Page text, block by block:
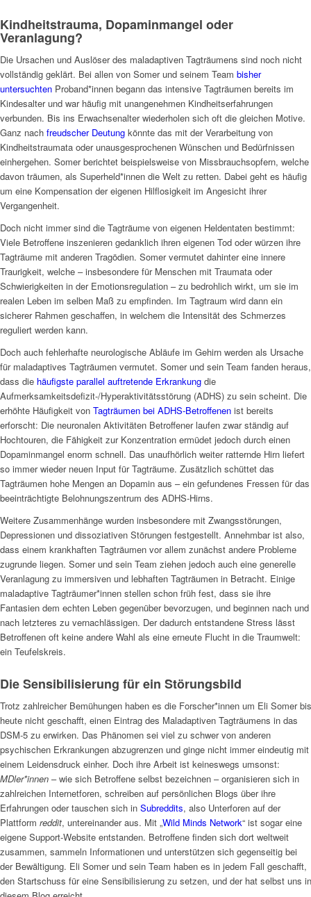
Kindheitstrauma, Dopaminmangel oder
Veranlagung?
Die Ursachen und Auslöser des maladaptiven Tagträumens sind noch nicht
vollständig geklärt. Bei allen von Somer und seinem Team bisher
untersuchten Proband*innen begann das intensive Tagträumen bereits im
Kindesalter und war häufig mit unangenehmen Kindheitserfahrungen
verbunden. Bis ins Erwachsenalter wiederholen sich oft die gleichen Motive.
Ganz nach freudscher Deutung könnte das mit der Verarbeitung von
Kindheitstraumata oder unausgesprochenen Wünschen und Bedürfnissen
einhergehen. Somer berichtet beispielsweise von Missbrauchsopfern, welche
davon träumen, als Superheld*innen die Welt zu retten. Dabei geht es häufig
um eine Kompensation der eigenen Hilflosigkeit im Angesicht ihrer
Vergangenheit.
Doch nicht immer sind die Tagträume von eigenen Heldentaten bestimmt:
Viele Betroffene inszenieren gedanklich ihren eigenen Tod oder würzen ihre
Tagträume mit anderen Tragödien. Somer vermutet dahinter eine innere
Traurigkeit, welche – insbesondere für Menschen mit Traumata oder
Schwierigkeiten in der Emotionsregulation – zu bedrohlich wirkt, um sie im
realen Leben im selben Maß zu empfinden. Im Tagtraum wird dann ein
sicherer Rahmen geschaffen, in welchem die Intensität des Schmerzes
reguliert werden kann.
Doch auch fehlerhafte neurologische Abläufe im Gehirn werden als Ursache
für maladaptives Tagträumen vermutet. Somer und sein Team fanden heraus,
dass die häufigste parallel auftretende Erkrankung die
Aufmerksamkeitsdefizit-/Hyperaktivitätsstörung (ADHS) zu sein scheint. Die
erhöhte Häufigkeit von Tagträumen bei ADHS-Betroffenen ist bereits
erforscht: Die neuronalen Aktivitäten Betroffener laufen zwar ständig auf
Hochtouren, die Fähigkeit zur Konzentration ermüdet jedoch durch einen
Dopaminmangel enorm schnell. Das unaufhörlich weiter ratternde Hirn liefert
so immer wieder neuen Input für Tagträume. Zusätzlich schüttet das
Tagträumen hohe Mengen an Dopamin aus – ein gefundenes Fressen für das
beeinträchtigte Belohnungszentrum des ADHS-Hirns.
Weitere Zusammenhänge wurden insbesondere mit Zwangsstörungen,
Depressionen und dissoziativen Störungen festgestellt. Annehmbar ist also,
dass einem krankhaften Tagträumen vor allem zunächst andere Probleme
zugrunde liegen. Somer und sein Team ziehen jedoch auch eine generelle
Veranlagung zu immersiven und lebhaften Tagträumen in Betracht. Einige
maladaptive Tagträumer*innen stellen schon früh fest, dass sie ihre
Fantasien dem echten Leben gegenüber bevorzugen, und beginnen nach und
nach letzteres zu vernachlässigen. Der dadurch entstandene Stress lässt
Betroffenen oft keine andere Wahl als eine erneute Flucht in die Traumwelt:
ein Teufelskreis.
Die Sensibilisierung für ein Störungsbild
Trotz zahlreicher Bemühungen haben es die Forscher*innen um Eli Somer bis
heute nicht geschafft, einen Eintrag des Maladaptiven Tagträumens in das
DSM-5 zu erwirken. Das Phänomen sei viel zu schwer von anderen
psychischen Erkrankungen abzugrenzen und ginge nicht immer eindeutig mit
einem Leidensdruck einher. Doch ihre Arbeit ist keineswegs umsonst:
MDler*innen – wie sich Betroffene selbst bezeichnen – organisieren sich in
zahlreichen Internetforen, schreiben auf persönlichen Blogs über ihre
Erfahrungen oder tauschen sich in Subreddits, also Unterforen auf der
Plattform reddit, untereinander aus. Mit „Wild Minds Network“ ist sogar eine
eigene Support-Website entstanden. Betroffene finden sich dort weltweit
zusammen, sammeln Informationen und unterstützen sich gegenseitig bei
der Bewältigung. Eli Somer und sein Team haben es in jedem Fall geschafft,
den Startschuss für eine Sensibilisierung zu setzen, und der hat selbst uns in